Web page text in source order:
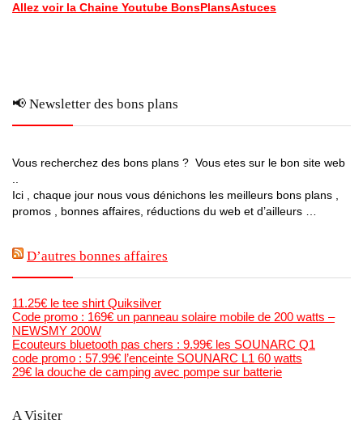
Allez voir la Chaine Youtube BonsPlansAstuces
📢 Newsletter des bons plans
Vous recherchez des bons plans ? Vous etes sur le bon site web
Ici , chaque jour nous vous dénichons les meilleurs bons plans ,
promos , bonnes affaires, réductions du web et d’ailleurs …
D’autres bonnes affaires
11.25€ le tee shirt Quiksilver
Code promo : 169€ un panneau solaire mobile de 200 watts –
NEWSMY 200W
Ecouteurs bluetooth pas chers : 9.99€ les SOUNARC Q1
code promo : 57.99€ l’enceinte SOUNARC L1 60 watts
29€ la douche de camping avec pompe sur batterie
A Visiter